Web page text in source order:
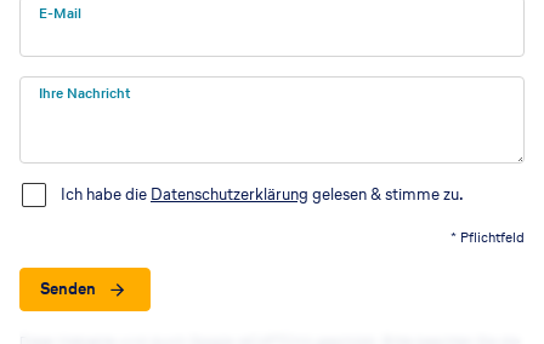
E-Mail
Ihre Nachricht
Ich habe die Datenschutzerklärung gelesen & stimme zu.
* Pflichtfeld
Senden